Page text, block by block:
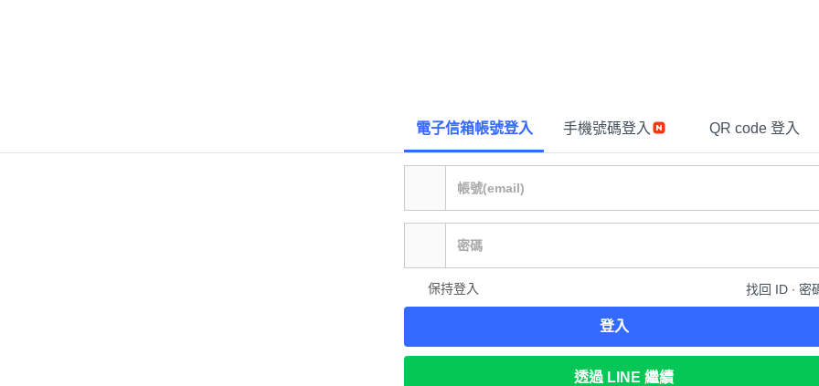
電子信箱帳號登入 手機號碼登入 QR code 登入
保持登入 找回 ID ∙ 密
登入
透過 LINE 繼續